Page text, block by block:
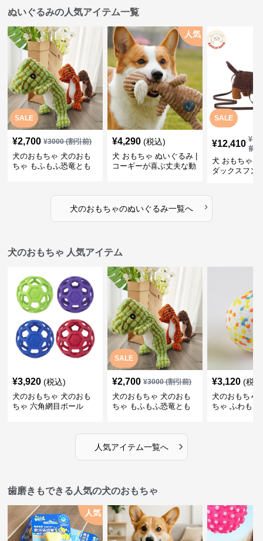
ぬいぐるみの人気アイテム一覧
SALE
¥2,700 ¥3000(割引前)
犬のおもちゃ 犬のおも
ちゃ もふもふ恐竜とも
人気
¥4,290 (税込)
犬 おもちゃ ぬいぐるみ |
コーギーが喜ぶ丈夫な動
SALE
¥12,410 ¥
前)
犬 おもちゃ
ダックスフン
犬のおもちゃのぬいぐるみ一覧へ ›
犬のおもちゃ 人気アイテム
¥3,920 (税込)
犬のおもちゃ 犬のおも
ちゃ 六角網目ボール
SALE
¥2,700 ¥3000(割引前)
犬のおもちゃ 犬のおも
ちゃ もふもふ恐竜とも
¥3,120 (税
犬のおもちゃ
ちゃ ふわもこ
人気アイテム一覧へ ›
歯磨きもできる人気の犬のおもちゃ
人気